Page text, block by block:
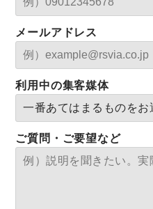
メールアドレス
利用中の集客媒体
ご質問・ご要望など